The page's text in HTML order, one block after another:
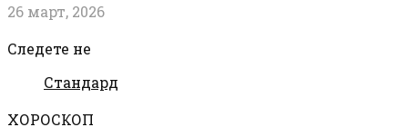
26 март, 2026
Следете не
Стандард
ХОРОСКОП